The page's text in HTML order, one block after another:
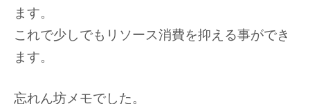
ます。
これで少しでもリソース消費を抑える事ができ
ます。
忘れん坊メモでした。